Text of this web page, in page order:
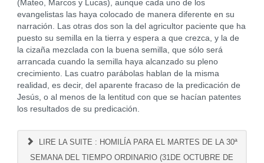
(Mateo, Marcos y Lucas), aunque cada uno de los
evangelistas las haya colocado de manera diferente en su
narración. Las otras dos son la del agricultor paciente que ha
puesto su semilla en la tierra y espera a que crezca, y la de
la cizaña mezclada con la buena semilla, que sólo será
arrancada cuando la semilla haya alcanzado su pleno
crecimiento. Las cuatro parábolas hablan de la misma
realidad, es decir, del aparente fracaso de la predicación de
Jesús, o al menos de la lentitud con que se hacían patentes
los resultados de su predicación.
LIRE LA SUITE : HOMILÍA PARA EL MARTES DE LA 30ª
SEMANA DEL TIEMPO ORDINARIO (31DE OCTUBRE DE